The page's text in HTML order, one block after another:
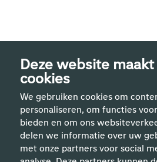
Deze website
cookies
We gebruiken cookies om
personaliseren, om functies
bieden en om ons
delen we informatie over uw
met onze partners voor social